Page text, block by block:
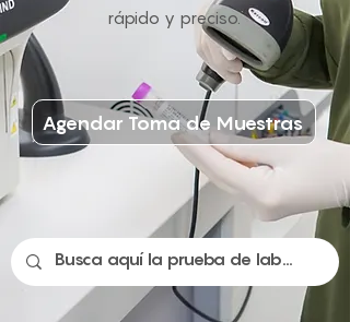
rápido y preciso.
Agendar Toma de Muestras